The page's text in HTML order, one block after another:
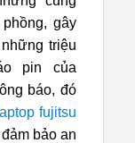
gây
triệu
pin của
báo, đó
fujitsu
bảo an